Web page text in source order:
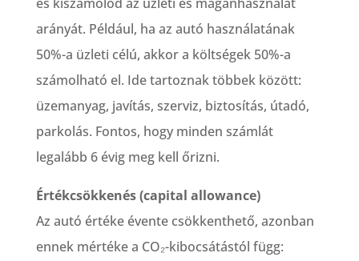
arányát. Például, ha az autó használatának
50%-a üzleti célú, akkor a költségek 50%-a
számolható el. Ide tartoznak többek között:
üzemanyag, javítás, szerviz, biztosítás, útadó,
parkolás. Fontos, hogy minden számlát
legalább 6 évig meg kell őrizni.
Értékcsökkenés (capital allowance)
Az autó értéke évente csökkenthető, azonban
ennek mértéke a CO₂-kibocsátástól függ: